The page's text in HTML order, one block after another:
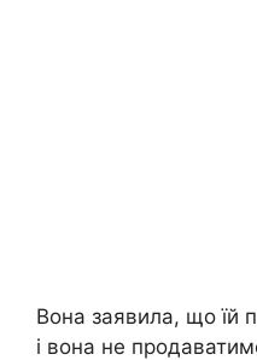
Вона заявила, що їй
і вона не